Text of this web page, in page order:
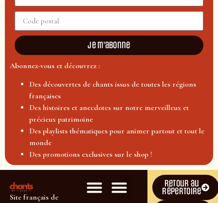
Je m'abonne
Abonnez-vous et découvrez :
Des découvertes de chants issus de toutes les régions
françaises
Des histoires et anecdotes sur notre merveilleux et
précieux patrimoine
Des playlists thématiques pour animer partout et tout le
monde
Des promotions exclusives sur le shop !
Site français de
Retour au
répertoire